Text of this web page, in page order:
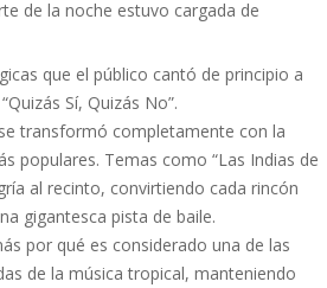
de la noche estuvo cargada de
que el público cantó de principio a
Sí, Quizás No”.
transformó completamente con la
populares. Temas como “Las Indias de
al recinto, convirtiendo cada rincón
gigantesca pista de baile.
por qué es considerado una de las
de la música tropical, manteniendo